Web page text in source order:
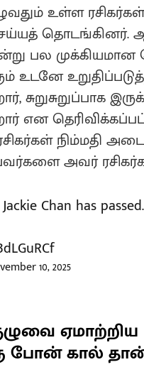
உள்ள
முக்கியமான
உடனே
என
நிம்மதி
அவர்
Chan has passed.
10, 2025
ஏமாற்றிய
போன் கால்